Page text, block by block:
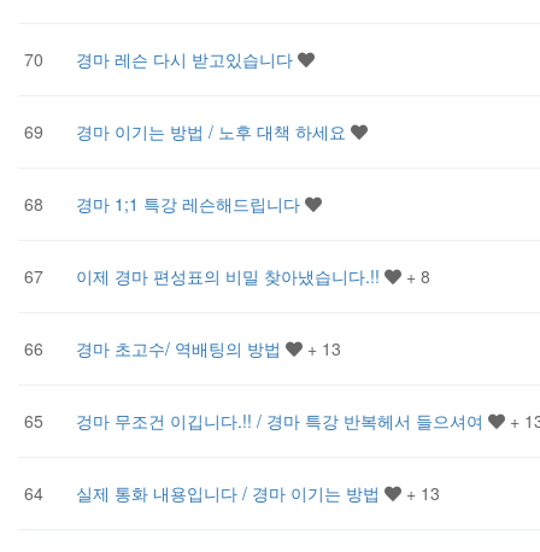
70 경마 레슨 다시 받고있습니다
69 경마 이기는 방법 / 노후 대책 하세요
68 경마 1;1 특강 레슨해드립니다
67 이제 경마 편성표의 비밀 찾아냈습니다.!! + 8
66 경마 초고수/ 역배팅의 방법 + 13
65 겅마 무조건 이깁니다.!! / 경마 특강 반복헤서 들으셔여 +
64 실제 통화 내용입니다 / 경마 이기는 방법 + 13